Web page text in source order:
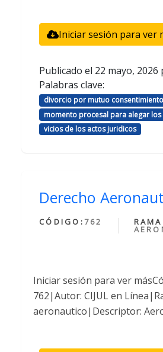
Iniciar sesión para ver
Publicado el 22 mayo, 2026
Palabras clave:
divorcio por mutuo
momento procesal para alegar los
vicios de los actos juridicos
Derecho
CÓDIGO: 762
Iniciar sesión para ver
762|Autor: CIJUL en
aeronautico|Descriptor: